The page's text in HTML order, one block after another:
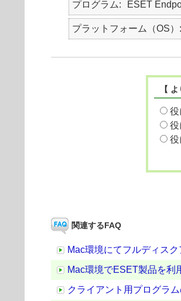
プログラム ESET
プラットフォーム（OS）
【
役
役
役
関連するFAQ
Mac環境にてフルディス
Mac環境でESET製品を利
クライアント用プログラ